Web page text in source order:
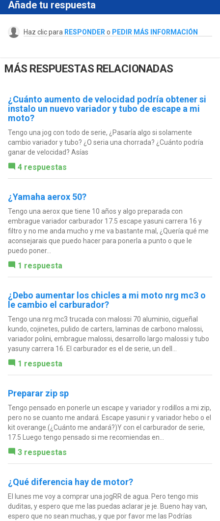
Añade tu respuesta
Haz clic para RESPONDER o PEDIR MÁS INFORMACIÓN
MÁS RESPUESTAS RELACIONADAS
¿Cuánto aumento de velocidad podría obtener si
instalo un nuevo variador y tubo de escape a mi
moto?
Tengo una jog con todo de serie, ¿Pasaría algo si solamente
cambio variador y tubo? ¿O seria una chorrada? ¿Cuánto podría
ganar de velocidad? Asías
4 respuestas
¿Yamaha aerox 50?
Tengo una aerox que tiene 10 años y algo preparada con
embrague variador carburador 17.5 escape yasuni carrera 16 y
filtro y no me anda mucho y me va bastante mal, ¿Quería qué me
aconsejarais que puedo hacer para ponerla a punto o que le
puedo poner...
1 respuesta
¿Debo aumentar los chicles a mi moto nrg mc3 o
le cambio el carburador?
Tengo una nrg mc3 trucada con malossi 70 aluminio, cigueñal
kundo, cojinetes, pulido de carters, laminas de carbono malossi,
variador polini, embrague malossi, desarrollo largo malossi y tubo
yasuny carrera 16. El carburador es el de serie, un dell...
1 respuesta
Preparar zip sp
Tengo pensado en ponerle un escape y variador y rodillos a mi zip,
pero no se cuanto me andará. Escape yasuni r y variador hebo o el
kit overange.(¿Cuánto me andará?)Y con el carburador de serie,
17.5 Luego tengo pensado si me recomiendas en...
3 respuestas
¿Qué diferencia hay de motor?
El lunes me voy a comprar una jogRR de agua. Pero tengo mis
duditas, y espero que me las puedas aclarar je je. Bueno hay van,
espero que no sean muchas, y que por favor me las Podrías